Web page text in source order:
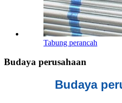
Tabung perancah
Budaya perusahaan
Budaya